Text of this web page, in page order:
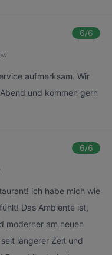
6/6
aufmerksam. Wir
und kommen gern
6/6
ich habe mich wie
Das Ambiente ist,
moderner am neuen
längerer Zeit und